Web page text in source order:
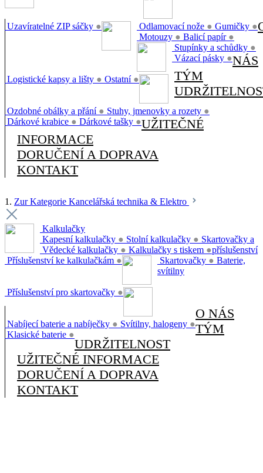
Uzavíratelné ZIP sáčky ● Odlamovací nože ● Gumičky ●
Motouzy ● Balicí papír ●
Stupínky a schůdky ●
Vázací pásky ●
Logistické kapsy a lišty ● Ostatní ●
Ozdobné obálky a přání ● Stuhy, jmenovky a rozety ●
Dárkové krabice ● Dárkové tašky ●
NÁS
TÝM
UŽITEČNÉ
INFORMACE
DORUČENÍ A DOPRAVA
KONTAKT
1. Zur Kategorie Kancelářská technika & Elektro
Kalkulačky
Kapesní kalkulačky ● Stolní kalkulačky ●
Vědecké kalkulačky ● Kalkulačky s tiskem ●
Příslušenství ke kalkulačkám ●
Skartovačky a
příslušenství
Skartovačky ●
Příslušenství pro skartovačky ●
Baterie,
svítilny
Nabíjecí baterie a nabíječky ● Svítilny, halogeny ●
Klasické baterie ●
O NÁS
TÝM
UDRŽITELNOST
UŽITEČNÉ INFORMACE
DORUČENÍ A DOPRAVA
KONTAKT